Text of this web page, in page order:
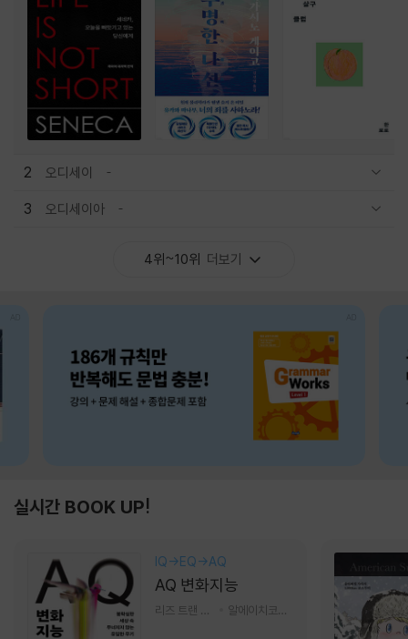
2 오디세이
3 오디세이아
4위~10위 더보기
실시간 BOOK UP!
IQ→EQ→AQ
AQ 변화지능